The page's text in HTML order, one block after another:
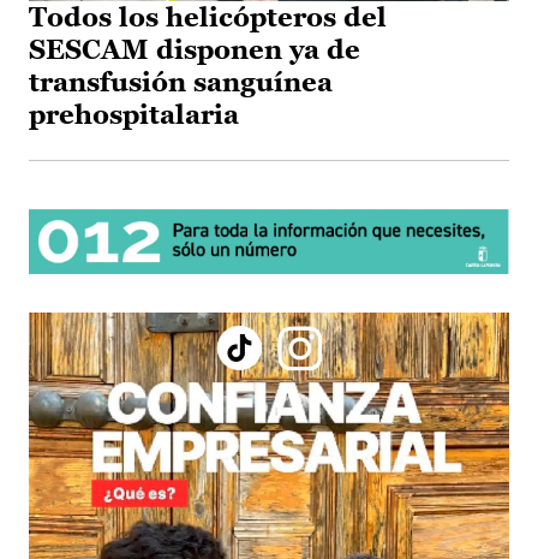
Todos los helicópteros del
SESCAM disponen ya de
transfusión sanguínea
prehospitalaria